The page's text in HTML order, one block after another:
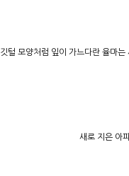
깃털 모양처럼 잎이 가느다란 율마
새로 지은 아